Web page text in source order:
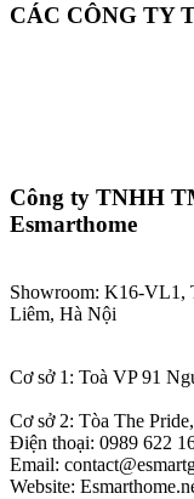
CÁC CÔNG TY
Công ty TNHH
Esmarthome
Showroom: K16-VL1,
Liêm, Hà Nội
Cơ sở 1: Toà VP 91
Cơ sở 2: Tòa The
Điện thoại: 0989 622
Email:
Website: